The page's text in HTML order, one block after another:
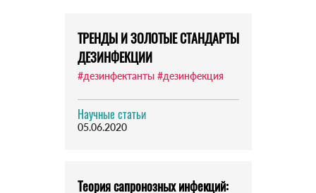
ТРЕНДЫ И ЗОЛОТЫЕ СТАНДАРТЫ
ДЕЗИНФЕКЦИИ
#дезинфектанты #дезинфекция
Научные статьи
05.06.2020
Теория сапронозных инфекций: